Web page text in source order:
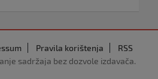
Pravila korištenja
RSS
sadržaja bez dozvole izdavača.